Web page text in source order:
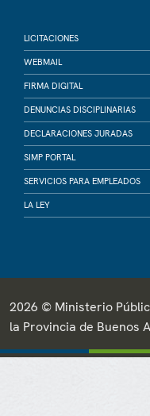
LICITACIONES
WEBMAIL
FIRMA DIGITAL
DENUNCIAS DISCIPLINARIAS
DECLARACIONES JURADAS
SIMP PORTAL
SERVICIOS PARA EMPLEADOS
LA LEY
2026 © Ministerio
la Provincia de Buenos